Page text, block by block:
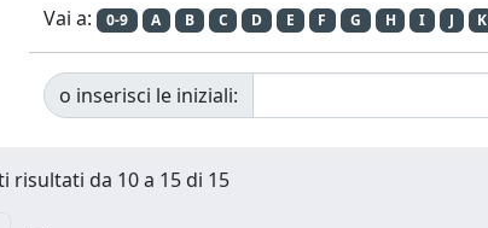
Vai a: 0-9 A B C D E F G H I J K
o inserisci le iniziali:
risultati da 10 a 15 di 15